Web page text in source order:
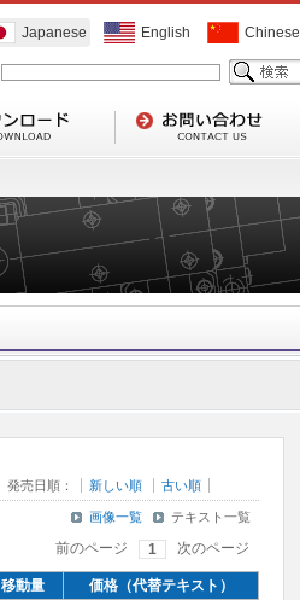
Japanese English Chinese
発売日順： 新しい順 古い順
画像一覧 テキスト一覧
前のページ 1 次のページ
移動量 価格（代替テキスト）